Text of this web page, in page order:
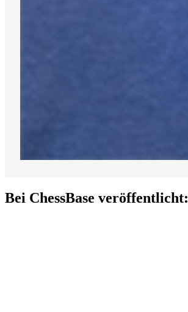
Bei ChessBase veröffentlicht: